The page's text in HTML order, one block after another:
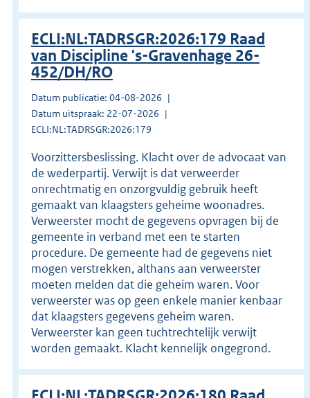
ECLI:NL:TADRSGR:2026:179 Raad
van Discipline 's-Gravenhage 26-
452/DH/RO
Datum publicatie: 04-08-2026
Datum uitspraak: 22-07-2026
ECLI:NL:TADRSGR:2026:179
Voorzittersbeslissing. Klacht over de advocaat van
de wederpartij. Verwijt is dat verweerder
onrechtmatig en onzorgvuldig gebruik heeft
gemaakt van klaagsters geheime woonadres.
Verweerster mocht de gegevens opvragen bij de
gemeente in verband met een te starten
procedure. De gemeente had de gegevens niet
mogen verstrekken, althans aan verweerster
moeten melden dat die geheim waren. Voor
verweerster was op geen enkele manier kenbaar
dat klaagsters gegevens geheim waren.
Verweerster kan geen tuchtrechtelijk verwijt
worden gemaakt. Klacht kennelijk ongegrond.